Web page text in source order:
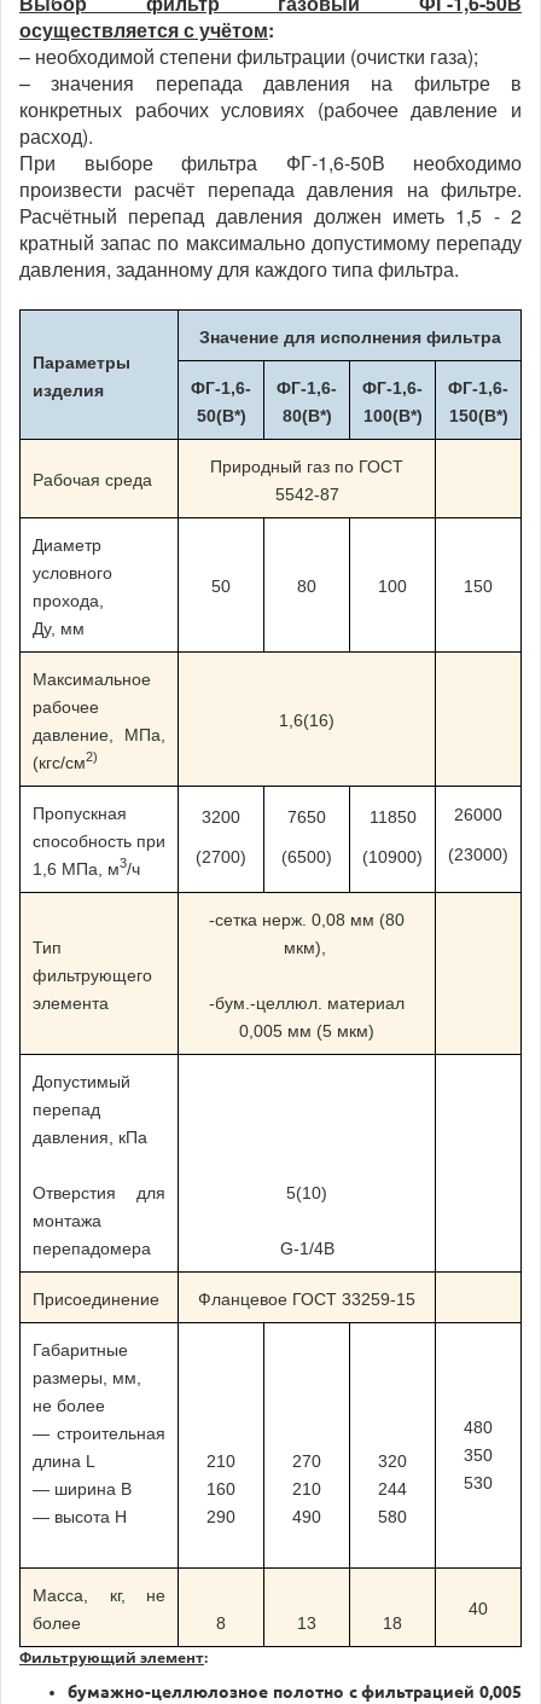
осуществляется с учётом:
– необходимой степени фильтрации (очистки газа);
– значения перепада давления на фильтре в
конкретных рабочих условиях (рабочее давление и
расход).
При выборе фильтра ФГ-1,6-50В необходимо
произвести расчёт перепада давления на фильтре.
Расчётный перепад давления должен иметь 1,5 - 2
кратный запас по максимально допустимому перепаду
давления, заданному для каждого типа фильтра.
Параметры
изделия
Значение для исполнения фильтра
ФГ-1,6-
50(В*)
ФГ-1,6-
80(В*)
ФГ-1,6-
100(В*)
ФГ-1,6-
150(В*)
Рабочая среда
Природный газ по ГОСТ
5542-87
Диаметр
условного
прохода,
Ду, мм
50 80 100 150
Максимальное
рабочее
давление, МПа,
(кгс/см2)
1,6(16)
Пропускная
способность при
1,6 МПа, м3/ч
3200
(2700)
7650
(6500)
11850
(10900)
26000
(23000)
Тип
фильтрующего
элемента
-сетка нерж. 0,08 мм (80
мкм),
-бум.-целлюл. материал
0,005 мм (5 мкм)
Допустимый
перепад
давления, кПа
Отверстия для
монтажа
перепадомера
5(10)
G-1/4B
Присоединение Фланцевое ГОСТ 33259-15
Габаритные
размеры, мм,
не более
— строительная
длина L
— ширина B
— высота H
210
160
290
270
210
490
320
244
580
480
350
530
Масса, кг, не
более
8 13 18
40
Фильтрующий элемент:
бумажно-целлюлозное полотно с фильтрацией 0,005